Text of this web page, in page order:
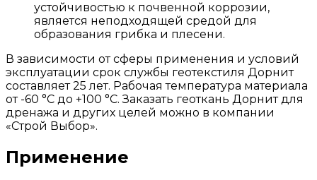
устойчивостью к почвенной коррозии,
является неподходящей средой для
образования грибка и плесени.
В зависимости от сферы применения и условий
эксплуатации срок службы геотекстиля Дорнит
составляет 25 лет. Рабочая температура материала
от -60 °C до +100 °C. Заказать геоткань Дорнит для
дренажа и других целей можно в компании
«Строй Выбор».
Применение